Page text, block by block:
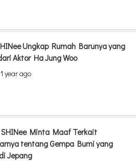
Ungkap Rumah Barunya yang
Aktor Ha Jung Woo
1 year ago
SHINee Minta Maaf Terkait
tentang Gempa Bumi yang
Jepang